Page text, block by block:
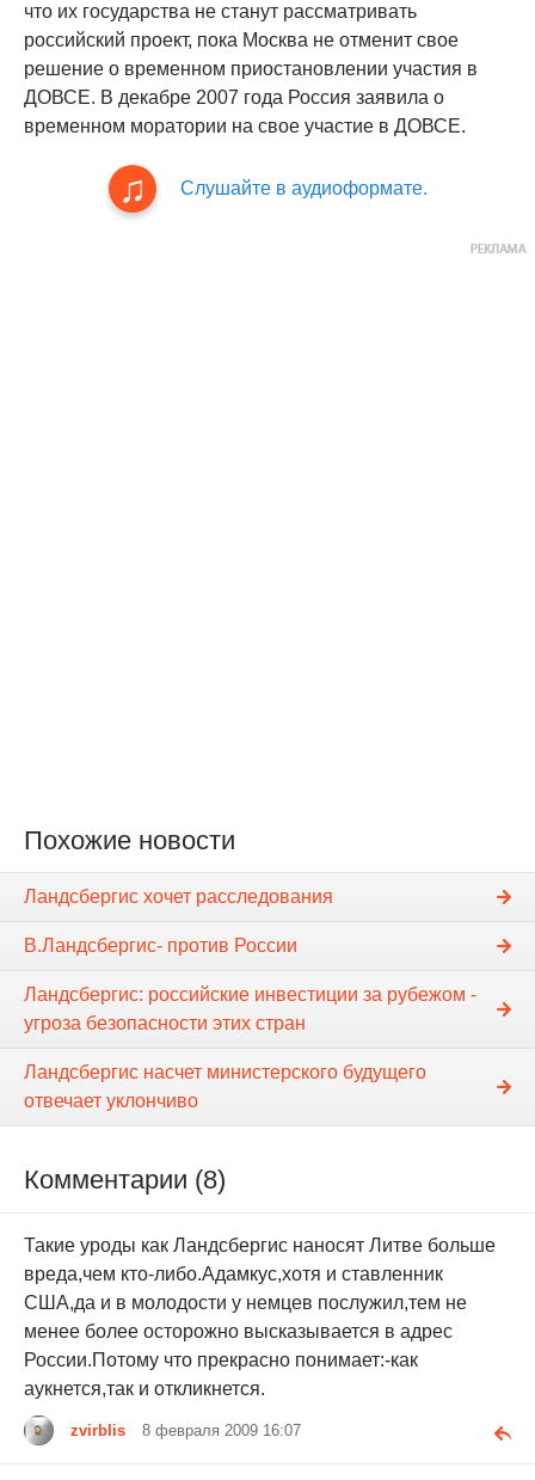
что их государства не станут рассматривать
российский проект, пока Москва не отменит свое
решение о временном приостановлении участия в
ДОВСЕ. В декабре 2007 года Россия заявила о
временном моратории на свое участие в ДОВСЕ.
Слушайте в аудиоформате.
Похожие новости
Ландсбергис хочет расследования
В.Ландсбергис- против России
Ландсбергис: российские инвестиции за рубежом -
угроза безопасности этих стран
Ландсбергис насчет министерского будущего
отвечает уклончиво
Комментарии (8)
Такие уроды как Ландсбергис наносят Литве больше
вреда,чем кто-либо.Адамкус,хотя и ставленник
США,да и в молодости у немцев послужил,тем не
менее более осторожно высказывается в адрес
России.Потому что прекрасно понимает:-как
аукнется,так и откликнется.
zvirblis 8 февраля 2009 16:07